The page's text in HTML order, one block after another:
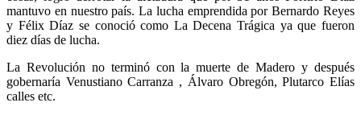
mantuvo en nuestro país. La lucha emprendida por Bernardo Reyes
y Félix Díaz se conoció como La Decena Trágica ya que fueron
diez días de lucha.
La Revolución no terminó con la muerte de Madero y después
gobernaría Venustiano Carranza , Álvaro Obregón, Plutarco Elías
calles etc.